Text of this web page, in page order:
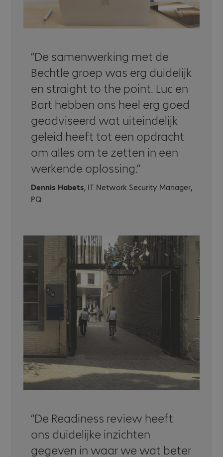
De samenwerking met de
Bechtle groep was erg duidelijk
en straight to the point. Luc en
Bart hebben ons heel erg goed
geadviseerd wat uiteindelijk
geleid heeft tot een opdracht
om alles om te zetten in een
werkende oplossing.
Dennis Habets, IT Network Security Manager,
PQ
De Readiness review heeft
ons duidelijke inzichten
gegeven in waar we wat beter